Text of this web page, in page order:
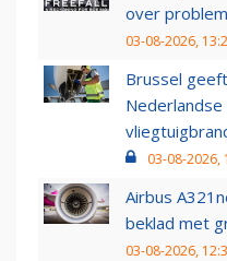
over
03-08-2026,
Brussel
03-08-2026,
Airbus
beklad met
03-08-2026,